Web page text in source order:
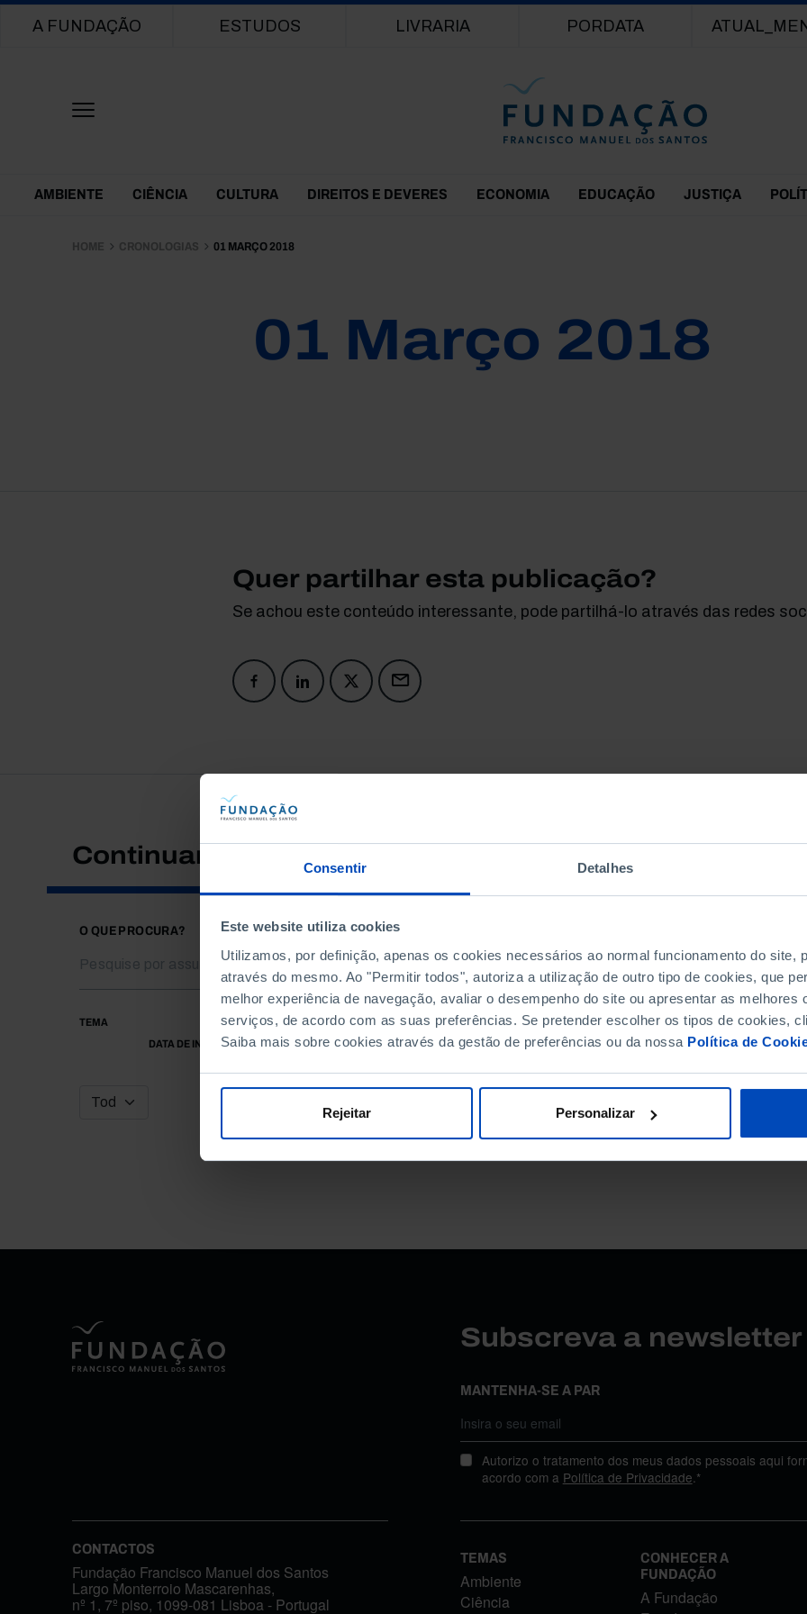
Consentir Detalhes
Este website utiliza cookies
Utilizamos, por definição, apenas os cookies necessários ao normal funcionamento do site,
através do mesmo. Ao "Permitir todos", autoriza a utilização de outro tipo de cookies, que
melhor experiência de navegação, avaliar o desempenho do site ou apresentar as melhores
serviços, de acordo com as suas preferências. Se pretender escolher os tipos de cookies,
Saiba mais sobre cookies através da gestão de preferências ou da nossa Política de
Rejeitar Personalizar
Main navigation
A FUNDAÇÃO ESTUDOS LIVRARIA PORDATA
Themes Menu
AMBIENTE CIÊNCIA CULTURA DIREITOS E DEVERES ECONOMIA EDUCAÇÃO JUSTIÇA
HOME CRONOLOGIAS 01 MARÇO 2018
01 Março 2018
Quer partilhar esta publicação?
Se achou este conteúdo interessante, pode partilhá-lo através das redes
Continuar a pesquisar
O QUE PROCURA?
TEMA
DATA DE INÍCIO
DATA DE FIM
Subscreva a
MANTENHA-SE A PAR
Autorizo o tratamento dos meus dados pessoais aqui
acordo com a Política de Privacidade.*
CONTACTOS
Fundação Francisco Manuel dos Santos
Largo Monterroio Mascarenhas,
nº 1, 7º piso, 1099-081 Lisboa - Portugal
TEMAS
Ambiente
Ciência
CONHECER A
FUNDAÇÃO
A Fundação